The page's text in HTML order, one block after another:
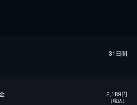
31日間
2,189円
（税込）